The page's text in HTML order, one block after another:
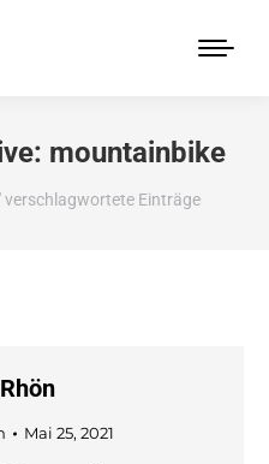
mountainbike
verschlagwortete Einträge
Mai 25, 2021